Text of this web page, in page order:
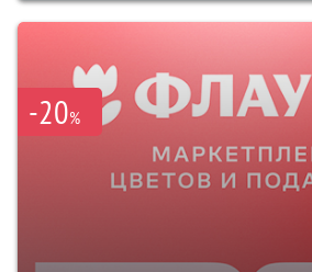
-20%